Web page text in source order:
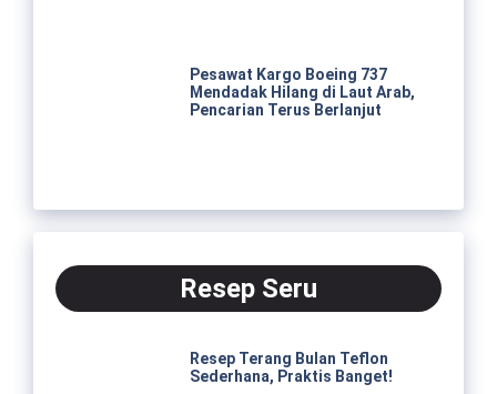
Pesawat Kargo Boeing 737
Mendadak Hilang di Laut Arab,
Pencarian Terus Berlanjut
Resep Seru
Resep Terang Bulan Teflon
Sederhana, Praktis Banget!